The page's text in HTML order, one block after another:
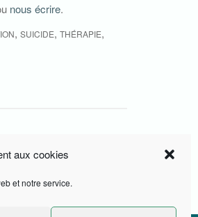
aux cookies
et notre service.
nous écrire.
, SUICIDE, THÉRAPIE,